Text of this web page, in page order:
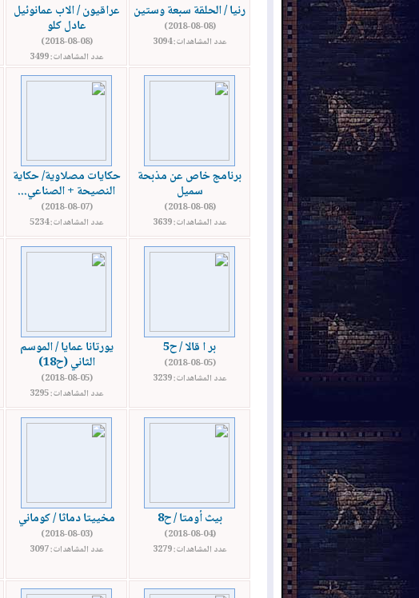
رنيا / الحلقة سبعة وستين
(2018-08-08)
عدد المشاهدات: 3094
عراقيون / الاب عمانوئيل
عادل كلو
(2018-08-08)
عدد المشاهدات: 3499
برنامج خاص عن مذبحة
سميل
(2018-08-08)
عدد المشاهدات: 3639
حكايات مصلاوية/ حكاية
النصيحة + الصناعي...
(2018-08-07)
عدد المشاهدات: 5234
بر ا قالا / ح5
(2018-08-05)
عدد المشاهدات: 3239
يورتانا عمايا / الموسم
الثاني (ح18)
(2018-08-05)
عدد المشاهدات: 3295
بيث أومتا / ح8
(2018-08-04)
عدد المشاهدات: 3279
مخييتا دماثا / كوماني
(2018-08-03)
عدد المشاهدات: 3097